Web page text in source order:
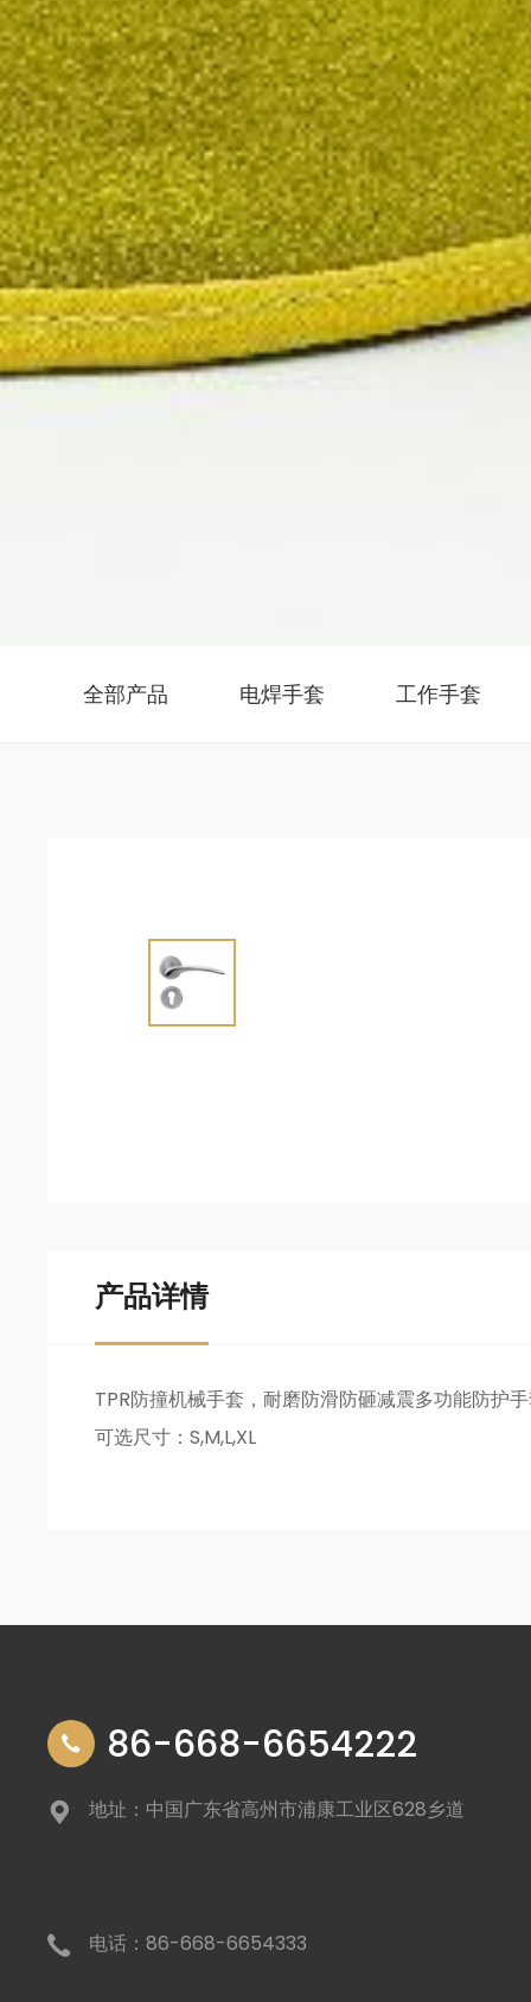
全部产品 电焊手套 工作手套
产品详情
TPR防撞机械手套，耐磨防滑防砸减震多功能防护
可选尺寸：S,M,L,XL
86-668-6654222
地址：中国广东省高州市浦康工业区628乡道
电话：86-668-6654333